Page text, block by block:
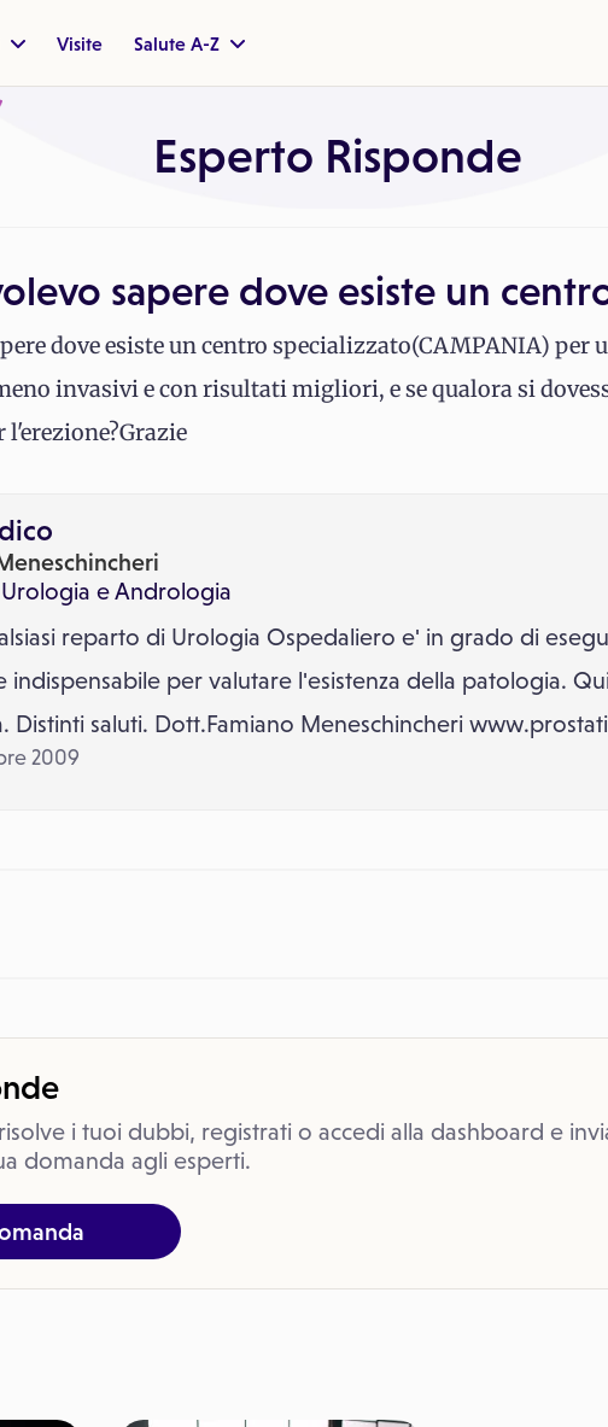
Visite Salute A-Z
Esperto Risponde
sapere dove esiste un
dove esiste un centro specializzato(CAMPANIA) per
invasivi e con risultati migliori, e se qualora si
Urologia eAndrologia
reparto di Urologia Ospedaliero e' in grado di
indispensabile per valutare l'esistenza della patologia.
Distinti saluti. Dott.Famiano Meneschincheri
2009
i tuoi dubbi, registrati o accedi alla dashboard e
domanda agli esperti.